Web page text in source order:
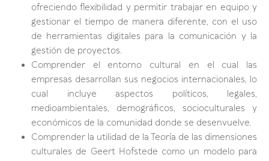
ofreciendo flexibilidad y permitir trabajar en equipo y
gestionar el tiempo de manera diferente, con el uso
de herramientas digitales para la comunicación y la
gestión de proyectos.
Comprender el entorno cultural en el cual las
empresas desarrollan sus negocios internacionales, lo
cual incluye aspectos políticos, legales,
medioambientales, demográficos, socioculturales y
económicos de la comunidad donde se desenvuelve.
Comprender la utilidad de la Teoría de las dimensiones
culturales de Geert Hofstede como un modelo para